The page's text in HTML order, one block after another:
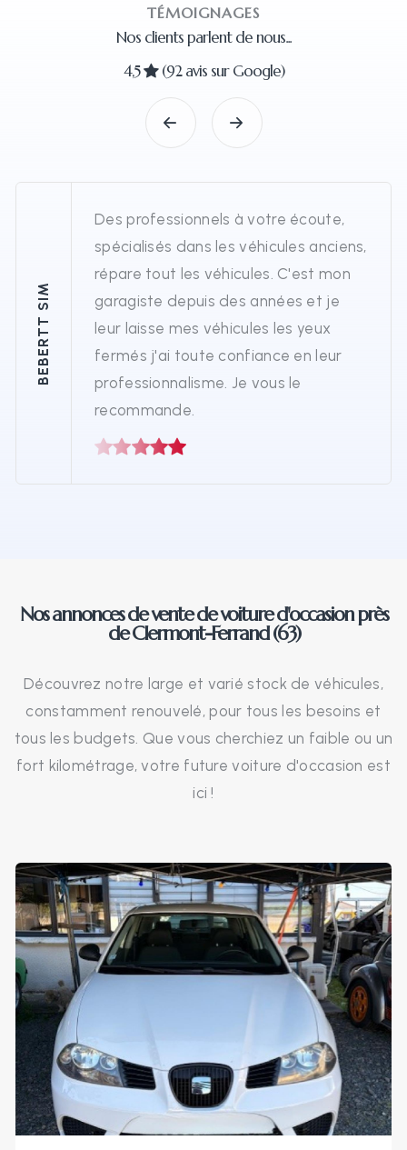
TÉMOIGNAGES
Nos clients parlent de nous...
4,5
(92 avis sur Google)
BEBERTT SIM
Des professionnels à votre écoute,
spécialisés dans les véhicules anciens,
répare tout les véhicules. C'est mon
garagiste depuis des années et je
leur laisse mes véhicules les yeux
fermés j'ai toute confiance en leur
professionnalisme. Je vous le
recommande.
Nos annonces de vente de voiture d'occasion près
de Clermont-Ferrand (63)
Découvrez notre large et varié stock de véhicules,
constamment renouvelé, pour tous les besoins et
tous les budgets. Que vous cherchiez un faible ou un
fort kilométrage, votre future voiture d'occasion est
ici !